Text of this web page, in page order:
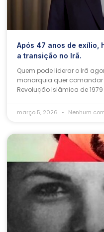
Após 47 anos de exílio,
a transição no Irã.
Quem pode liderar o Irã
monarquia quer
Revolução Islâmica de
março 5, 2026 Nenhum